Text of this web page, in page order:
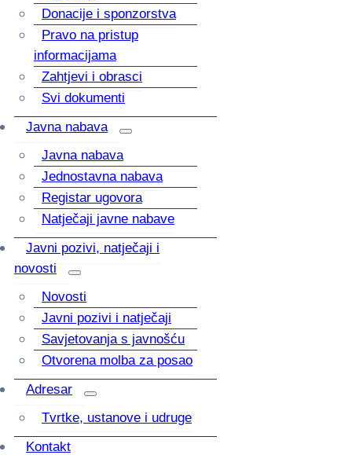
Donacije i sponzorstva
Pravo na pristup
informacijama
Zahtjevi i obrasci
Svi dokumenti
Javna nabava
Javna nabava
Jednostavna nabava
Registar ugovora
Natječaji javne nabave
Javni pozivi, natječaji i
novosti
Novosti
Javni pozivi i natječaji
Savjetovanja s javnošću
Otvorena molba za posao
Adresar
Tvrtke, ustanove i udruge
Kontakt